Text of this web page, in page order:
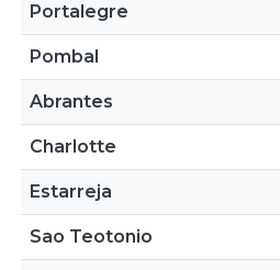
Portalegre
Pombal
Abrantes
Charlotte
Estarreja
Sao Teotonio